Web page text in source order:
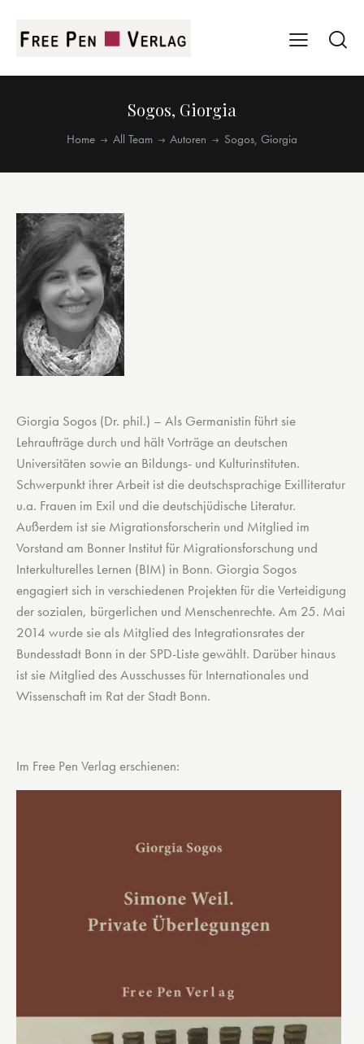
Sogos, Giorgia
Home All Team Autoren Sogos, Giorgia
Giorgia Sogos (Dr. phil.) – Als Germanistin führt sie
Lehraufträge durch und hält Vorträge an deutschen
Universitäten sowie an Bildungs- und Kulturinstituten.
Schwerpunkt ihrer Arbeit ist die deutschsprachige Exilliteratur
u.a. Frauen im Exil und die deutschjüdische Literatur.
Außerdem ist sie Migrationsforscherin und Mitglied im
Vorstand am Bonner Institut für Migrationsforschung und
Interkulturelles Lernen (BIM) in Bonn. Giorgia Sogos
engagiert sich in verschiedenen Projekten für die Verteidigung
der sozialen, bürgerlichen und Menschenrechte. Am 25. Mai
2014 wurde sie als Mitglied des Integrationsrates der
Bundesstadt Bonn in der SPD-Liste gewählt. Darüber hinaus
ist sie Mitglied des Ausschusses für Internationales und
Wissenschaft im Rat der Stadt Bonn.
Im Free Pen Verlag erschienen: